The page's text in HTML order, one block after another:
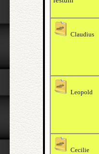
Claudius
Leopold
Cecilie